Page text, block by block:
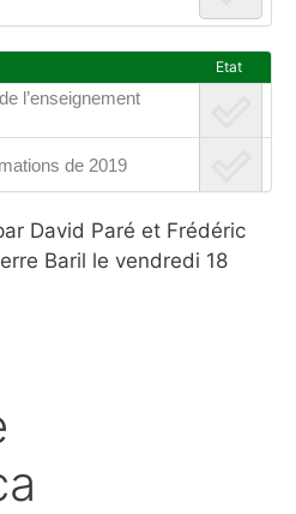
Etat
l’enseignement
de 2019
David Paré et Frédéric
Baril le vendredi 18